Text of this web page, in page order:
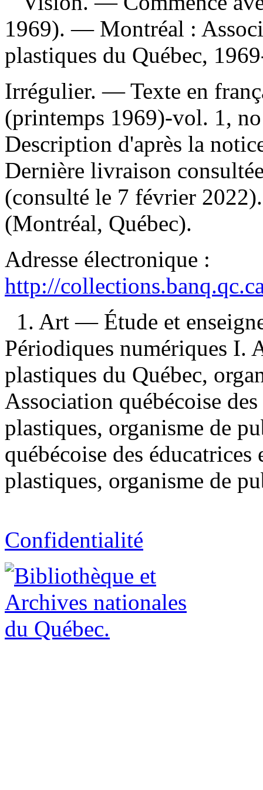
1969). — Montréal :
plastiques du Québec,
Irrégulier. — Texte en
(printemps 1969)-vol. 1,
Description d'après la
Dernière livraison
(consulté le 7 février
(Montréal, Québec).
Adresse électronique :
http://
1. Art — Étude et
Périodiques numériques I.
plastiques du Québec,
Association québécoise
plastiques, organisme de
québécoise des éducatrices
plastiques, organisme de
Confidentialité